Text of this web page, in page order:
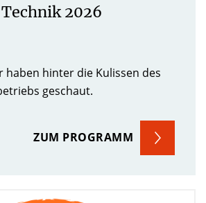
2026
haben hinter die Kulissen des
geschaut.
ZUM PROGRAMM